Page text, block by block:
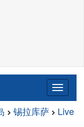
锡拉库萨 Live